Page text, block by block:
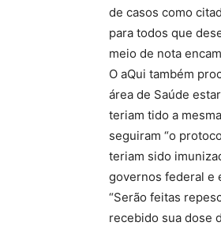
de casos como
para todos que
meio de nota
O aQui também
área de Saúde
teriam tido a
seguiram “o
teriam sido
governos federal e
“Serão feitas
recebido sua dose